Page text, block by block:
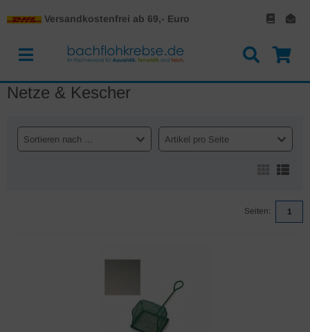
Versandkostenfrei ab 69,- Euro
Netze & Kescher
Sortieren nach ... Artikel pro Seite
Seiten: 1